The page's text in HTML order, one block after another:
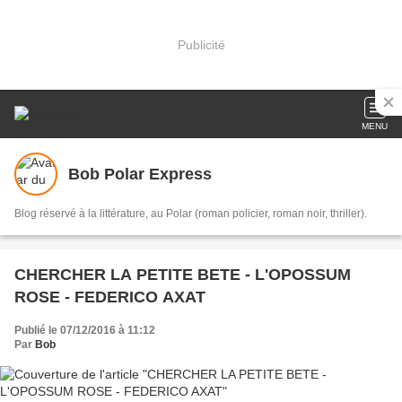
Publicité
MENU
Bob Polar Express
Blog réservé à la littérature, au Polar (roman policier, roman noir, thriller).
CHERCHER LA PETITE BETE - L'OPOSSUM
ROSE - FEDERICO AXAT
Publié le 07/12/2016 à 11:12
Par Bob